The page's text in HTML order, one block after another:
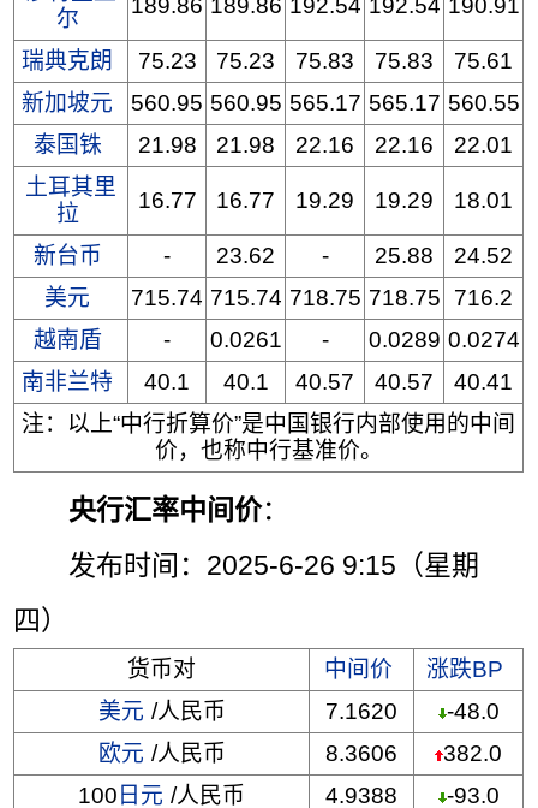
尔
189.86 189.86 192.54 192.54 190.91
瑞典克朗 75.23 75.23 75.83 75.83
75.61
新加坡元
560.95 560.95 565.17 565.17 560.55
泰国铢
21.98 21.98 22.16 22.16
22.01
土耳其里
拉
16.77 16.77 19.29 19.29 18.01
新台币 - 23.62 - 25.88
24.52
美元
715.74 715.74 718.75 718.75
716.2
越南盾
- 0.0261 - 0.0289 0.0274
南非兰特
40.1 40.1 40.57 40.57
40.41
注：以上“中行折算价”是中国银行内部使用的中间
价，也称中行基准价。
央行汇率中间价：
发布时间：2025-6-26 9:15（星期
四）
货币对 中间价
涨跌BP
美元 /人民币 7.1620
-48.0
欧元 /人民币 8.3606
382.0
100 日元 /人民币 4.9388
-93.0